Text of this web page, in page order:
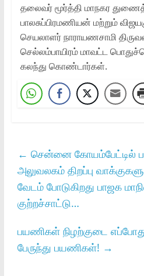
தலைவர் மூர்த்தி மாநகர
பாலசுப்பிரமணியன் மற்றும்
செயலாளர் நாராயணசாமி
செல்லம்பாயிரம் மாவட்ட
கலந்து கொண்டார்கள்.
← சென்னை கோயம்பேட்டில்
அலுவலகம் திறப்பு
வேடம் போடுகிறது பாஜக
குற்றச்சாட்டு…
பயணிகள் நிழற்குடை
பேருந்து பயணிகள்! →